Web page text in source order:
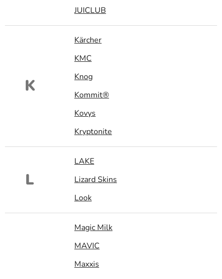
JUICLUB
K
Kärcher
KMC
Knog
Kommit®
Kovys
Kryptonite
L
LAKE
Lizard Skins
Look
Magic Milk
MAVIC
Maxxis